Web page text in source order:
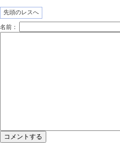
先頭のレスへ
名前：